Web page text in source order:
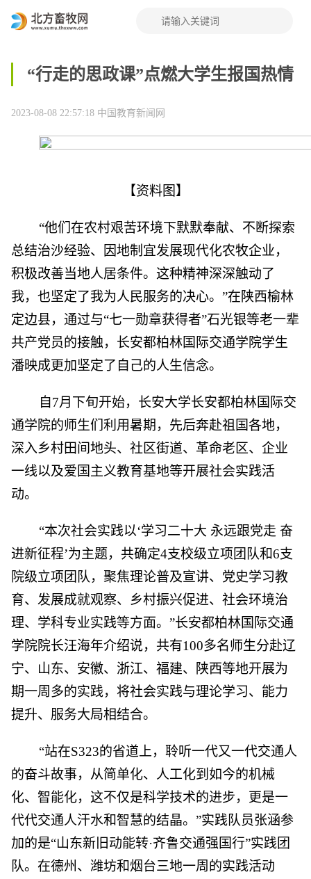
“行走的思政课”点燃大学生报国热情
2023-08-08 22:57:18 中国教育新闻网
【资料图】
“他们在农村艰苦环境下默默奉献、不断探索
总结治沙经验、因地制宜发展现代化农牧企业，
积极改善当地人居条件。这种精神深深触动了
我，也坚定了我为人民服务的决心。”在陕西榆林
定边县，通过与“七一勋章获得者”石光银等老一辈
共产党员的接触，长安都柏林国际交通学院学生
潘映成更加坚定了自己的人生信念。
自7月下旬开始，长安大学长安都柏林国际交
通学院的师生们利用暑期，先后奔赴祖国各地，
深入乡村田间地头、社区街道、革命老区、企业
一线以及爱国主义教育基地等开展社会实践活
动。
“本次社会实践以‘学习二十大 永远跟党走 奋
进新征程’为主题，共确定4支校级立项团队和6支
院级立项团队，聚焦理论普及宣讲、党史学习教
育、发展成就观察、乡村振兴促进、社会环境治
理、学科专业实践等方面。”长安都柏林国际交通
学院院长汪海年介绍说，共有100多名师生分赴辽
宁、山东、安徽、浙江、福建、陕西等地开展为
期一周多的实践，将社会实践与理论学习、能力
提升、服务大局相结合。
“站在S323的省道上，聆听一代又一代交通人
的奋斗故事，从简单化、人工化到如今的机械
化、智能化，这不仅是科学技术的进步，更是一
代代交通人汗水和智慧的结晶。”实践队员张涵参
加的是“山东新旧动能转·齐鲁交通强国行”实践团
队。在德州、潍坊和烟台三地一周的实践活动